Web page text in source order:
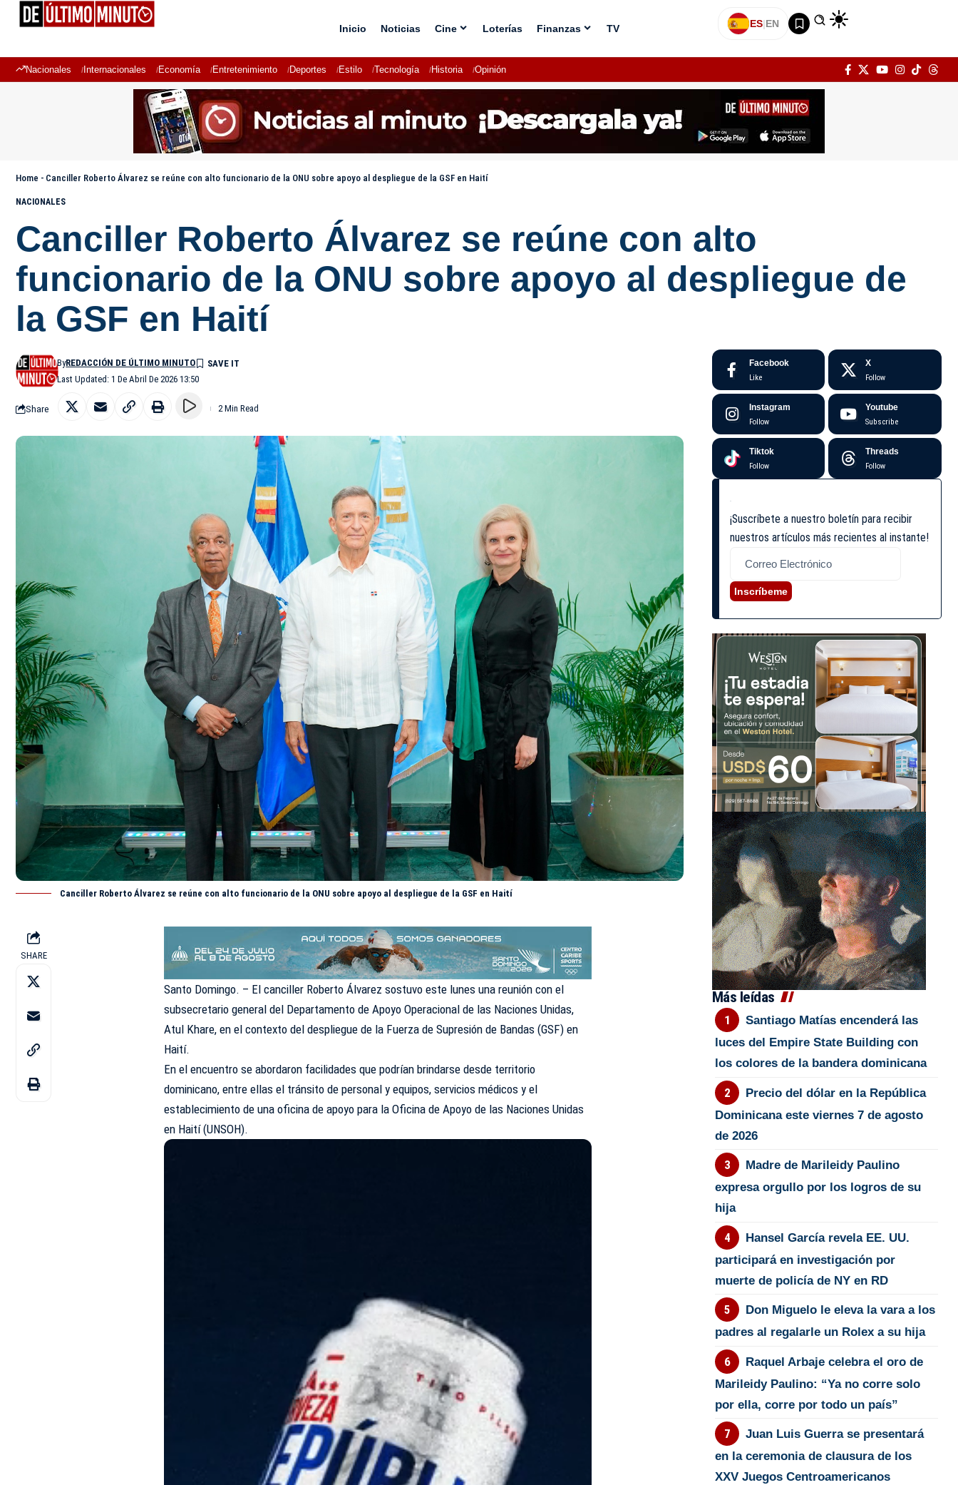
Inicio Noticias Cine Loterías Finanzas TV ES|EN
Nacionales Internacionales Economía Entretenimiento Deportes Estilo Tecnología Historia Opinión
Home - Canciller Roberto Álvarez se reúne con alto funcionario de la ONU sobre apoyo al despliegue de la GSF en Haití
NACIONALES
Canciller Roberto Álvarez se reúne con alto
funcionario de la ONU sobre apoyo al despliegue de
la GSF en Haití
Last Updated: 1 De Abril De 2026 13:50
ByREDACCIÓN DE ÚLTIMO MINUTO
Share 2 Min Read
Canciller Roberto Álvarez se reúne con alto funcionario de la ONU sobre apoyo al despliegue de la GSF en Haití
SHARE
Santo Domingo. – El canciller Roberto Álvarez sostuvo este lunes una reunión con el
subsecretario general del Departamento de Apoyo Operacional de las Naciones Unidas,
Atul Khare, en el contexto del despliegue de la Fuerza de Supresión de Bandas (GSF) en
Haití.
En el encuentro se abordaron facilidades que podrían brindarse desde territorio
dominicano, entre ellas el tránsito de personal y equipos, servicios médicos y el
establecimiento de una oficina de apoyo para la Oficina de Apoyo de las Naciones Unidas
en Haití (UNSOH).
Facebook
Like
X
Follow
Instagram
Follow
Youtube
Subscribe
Tiktok
Follow
Threads
Follow
¡Suscríbete a nuestro boletín para recibir
nuestros artículos más recientes al instante!
Inscríbeme
Más leídas
Santiago Matías encenderá las
luces del Empire State Building con
los colores de la bandera dominicana
Precio del dólar en la República
Dominicana este viernes 7 de agosto
de 2026
Madre de Marileidy Paulino
expresa orgullo por los logros de su
hija
Hansel García revela EE. UU.
participará en investigación por
muerte de policía de NY en RD
Don Miguelo le eleva la vara a los
padres al regalarle un Rolex a su hija
Raquel Arbaje celebra el oro de
Marileidy Paulino: “Ya no corre solo
por ella, corre por todo un país”
Juan Luis Guerra se presentará
en la ceremonia de clausura de los
XXV Juegos Centroamericanos